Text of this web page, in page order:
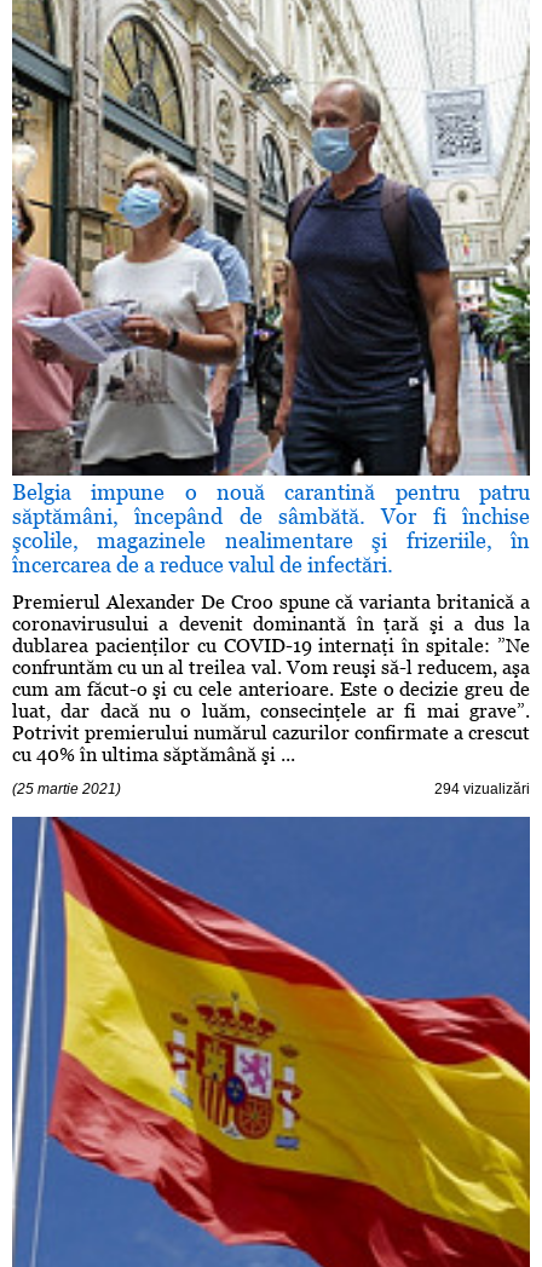
Belgia impune o nouă carantină pentru patru
săptămâni, începând de sâmbătă. Vor fi închise
şcolile, magazinele nealimentare şi frizeriile, în
încercarea de a reduce valul de infectări.
Premierul Alexander De Croo spune că varianta britanică a
coronavirusului a devenit dominantă în ţară şi a dus la
dublarea pacienţilor cu COVID-19 internaţi în spitale: ”Ne
confruntăm cu un al treilea val. Vom reuşi să-l reducem, aşa
cum am făcut-o şi cu cele anterioare. Este o decizie greu de
luat, dar dacă nu o luăm, consecinţele ar fi mai grave”.
Potrivit premierului numărul cazurilor confirmate a crescut
cu 40% în ultima săptămână şi ...
(25 martie 2021) 294 vizualizări